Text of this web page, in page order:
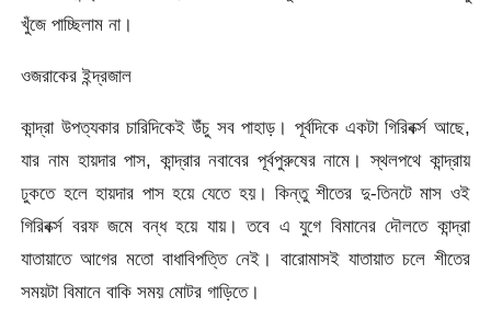
খুঁজে পাচ্ছিলাম না।
ওজরাকের ইন্দ্রজাল
কান্দ্রা উপত্যকার চারিদিকেই উঁচু সব পাহাড়। পূর্বদিকে একটা গিরিবর্ক্স আছে,
যার নাম হায়দার পাস, কান্দ্রার নবাবের পূর্বপুরুষের নামে। স্থলপথে কান্দ্রায়
ঢুকতে হলে হায়দার পাস হয়ে যেতে হয়। কিন্তু শীতের দু-তিনটে মাস ওই
গিরিবর্ক্স বরফ জমে বন্ধ হয়ে যায়। তবে এ যুগে বিমানের দৌলতে কান্দ্রা
যাতায়াতে আগের মতো বাধাবিপত্তি নেই। বারোমাসই যাতায়াত চলে শীতের
সময়টা বিমানে বাকি সময় মোটর গাড়িতে।